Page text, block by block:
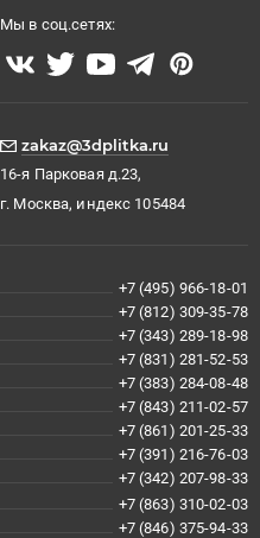
Мы в соц.сетях:
zakaz@3dplitka.ru
16-я Парковая д.23,
г. Москва, индекс 105484
+7 (495) 966-18-01
+7 (812) 309-35-78
+7 (343) 289-18-98
+7 (831) 281-52-53
+7 (383) 284-08-48
+7 (843) 211-02-57
+7 (861) 201-25-33
+7 (391) 216-76-03
+7 (342) 207-98-33
+7 (863) 310-02-03
+7 (846) 375-94-33